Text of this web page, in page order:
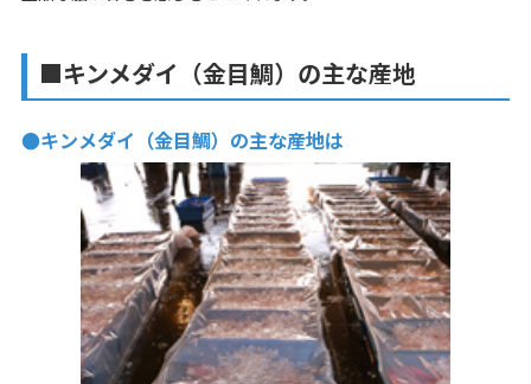
■キンメダイ（金目鯛）の主な産地
●キンメダイ（金目鯛）の主な産地は